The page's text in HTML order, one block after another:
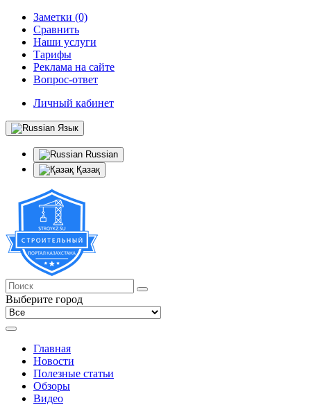
Заметки (0)
Сравнить
Наши услуги
Тарифы
Реклама на сайте
Вопрос-ответ
Личный кабинет
Язык
Russian
Қазақ
Выберите город
Главная
Новости
Полезные статьи
Обзоры
Видео